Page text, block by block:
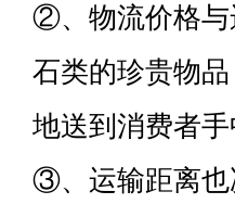
②、物流价格与
石类的珍贵物
地送到消费者
③、运输距离也